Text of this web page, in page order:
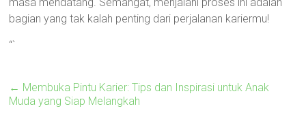
bagian yang tak kalah penting dari perjalanan kariermu!
“`
← Membuka Pintu Karier: Tips dan Inspirasi untuk Anak
Muda yang Siap Melangkah